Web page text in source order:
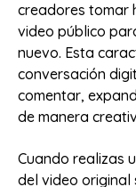
creadores tomar
video público
nuevo. Esta
conversación
comentar,
de manera
Cuando realizas
del video original